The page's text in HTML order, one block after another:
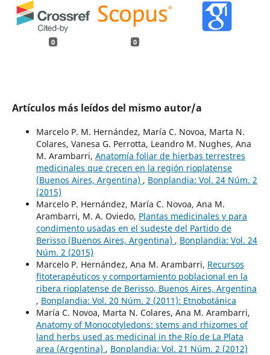
0 0
Artículos más leídos del mismo autor/a
Marcelo P. M. Hernández, María C. Novoa, Marta N.
Colares, Vanesa G. Perrotta, Leandro M. Nughes, Ana
M. Arambarri, Anatomía foliar de hierbas terrestres
medicinales que crecen en la región rioplatense
(Buenos Aires, Argentina) , Bonplandia: Vol. 24 Núm. 2
(2015)
Marcelo P. Hernández, María C. Novoa, Ana M.
Arambarri, M. A. Oviedo, Plantas medicinales y para
condimento usadas en el sudeste del Partido de
Berisso (Buenos Aires, Argentina) , Bonplandia: Vol. 24
Núm. 2 (2015)
Marcelo P. Hernández, Ana M. Arambarri, Recursos
fitoterapéuticos y comportamiento poblacional en la
ribera rioplatense de Berisso, Buenos Aires, Argentina
, Bonplandia: Vol. 20 Núm. 2 (2011): Etnobotánica
María C. Novoa, Marta N. Colares, Ana M. Arambarri,
Anatomy of Monocotyledons: stems and rhizomes of
land herbs used as medicinal in the Río de La Plata
area (Argentina) , Bonplandia: Vol. 21 Núm. 2 (2012)